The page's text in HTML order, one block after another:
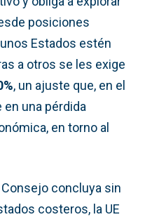
posiciones
Estados estén
a otros se les exige
, un ajuste que, en el
en una pérdida
en torno al
concluya sin
costeros, la UE